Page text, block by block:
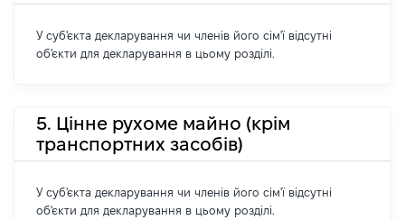
У суб'єкта декларування чи членів його сім'ї відсутні
об'єкти для декларування в цьому розділі.
5. Цінне рухоме майно (крім
транспортних засобів)
У суб'єкта декларування чи членів його сім'ї відсутні
об'єкти для декларування в цьому розділі.